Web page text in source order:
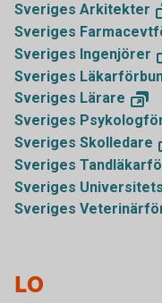
Sveriges Arkitekter
Sveriges
Sveriges Ingenjörer
Sveriges
Sveriges Lärare
Sveriges
Sveriges Skolledare
Sveriges
Sveriges
Sveriges
LO